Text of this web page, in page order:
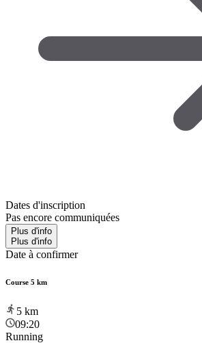
Dates d'inscription
Pas encore communiquées
Plus d'info
Plus d'info
Date à confirmer
Course 5 km
5 km
09:20
Running